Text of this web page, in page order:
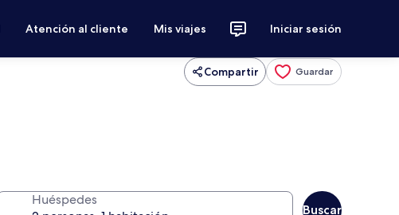
Atención al cliente Mis viajes Iniciar sesión
Compartir Guardar
Huéspedes
Buscar